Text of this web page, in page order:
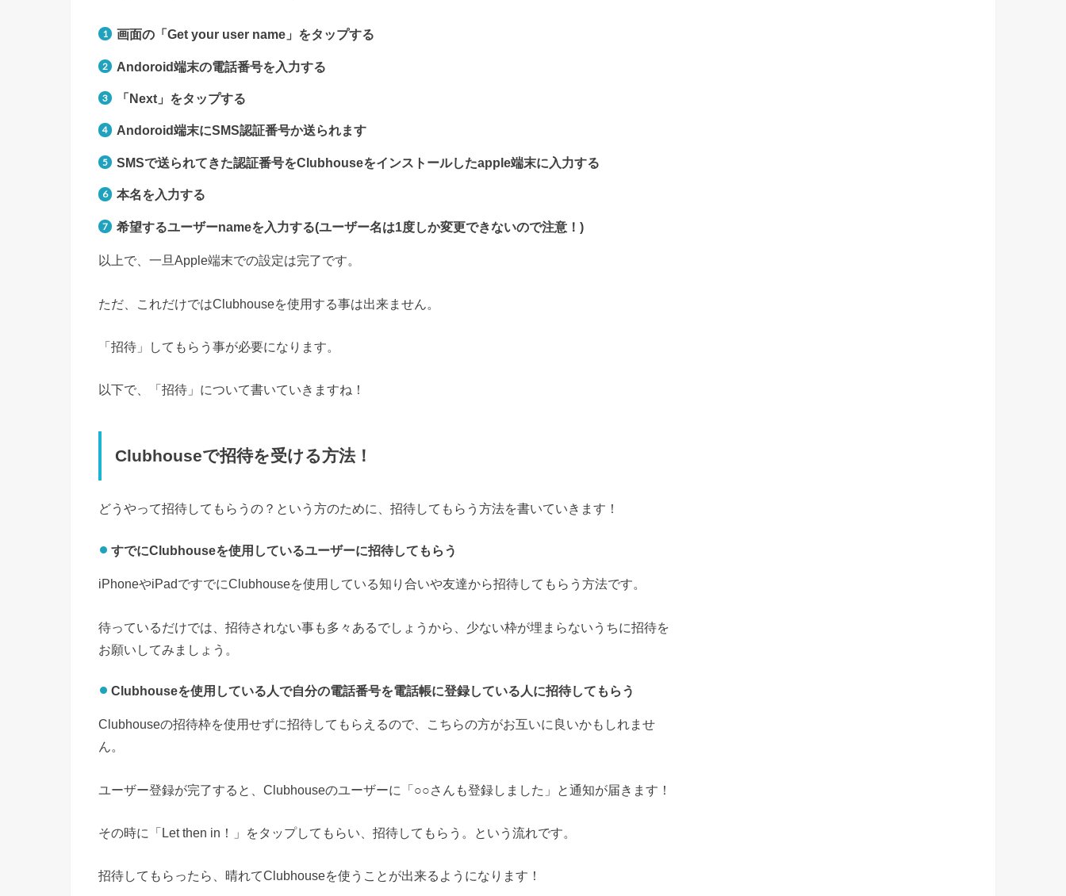
画面の「Get your user name」をタップする
Andoroid端末の電話番号を入力する
「Next」をタップする
Andoroid端末にSMS認証番号か送られます
SMSで送られてきた認証番号をClubhouseをインストールしたapple端末に入力する
本名を入力する
希望するユーザーnameを入力する(ユーザー名は1度しか変更できないので注意！)
以上で、一旦Apple端末での設定は完了です。
ただ、これだけではClubhouseを使用する事は出来ません。
「招待」してもらう事が必要になります。
以下で、「招待」について書いていきますね！
Clubhouseで招待を受ける方法！
どうやって招待してもらうの？という方のために、招待してもらう方法を書いていきます！
すでにClubhouseを使用しているユーザーに招待してもらう
iPhoneやiPadですでにClubhouseを使用している知り合いや友達から招待してもらう方法です。
待っているだけでは、招待されない事も多々あるでしょうから、少ない枠が埋まらないうちに招待を
お願いしてみましょう。
Clubhouseを使用している人で自分の電話番号を電話帳に登録している人に招待してもらう
Clubhouseの招待枠を使用せずに招待してもらえるので、こちらの方がお互いに良いかもしれませ
ん。
ユーザー登録が完了すると、Clubhouseのユーザーに「○○さんも登録しました」と通知が届きます！
その時に「Let then in！」をタップしてもらい、招待してもらう。という流れです。
招待してもらったら、晴れてClubhouseを使うことが出来るようになります！